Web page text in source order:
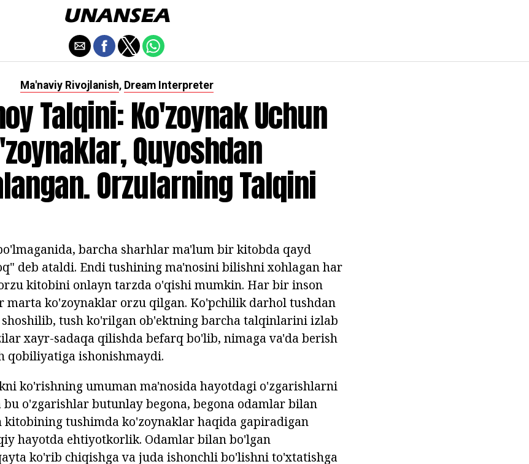
Ma'naviy Rivojlanish, Dream Interpreter
Talqini: Ko'zoynak Uchun
Quyoshdan
Orzularning Talqini
barcha sharhlar ma'lum bir kitobda qayd
deb ataldi. Endi tushining ma'nosini bilishni xohlagan har
kitobini onlayn tarzda o'qishi mumkin. Har bir inson
marta ko'zoynaklar orzu qilgan. Ko'pchilik darhol tushdan
tush ko'rilgan ob'ektning barcha talqinlarini izlab
xayr-sadaqa qilishda befarq bo'lib, nimaga va'da berish
qobiliyatiga ishonishmaydi.
ko'rishning umuman ma'nosida hayotdagi o'zgarishlarni
o'zgarishlar butunlay begona, begona odamlar bilan
kitobining tushimda ko'zoynaklar haqida gapiradigan
hayotda ehtiyotkorlik. Odamlar bilan bo'lgan
ko'rib chiqishga va juda ishonchli bo'lishni to'xtatishga